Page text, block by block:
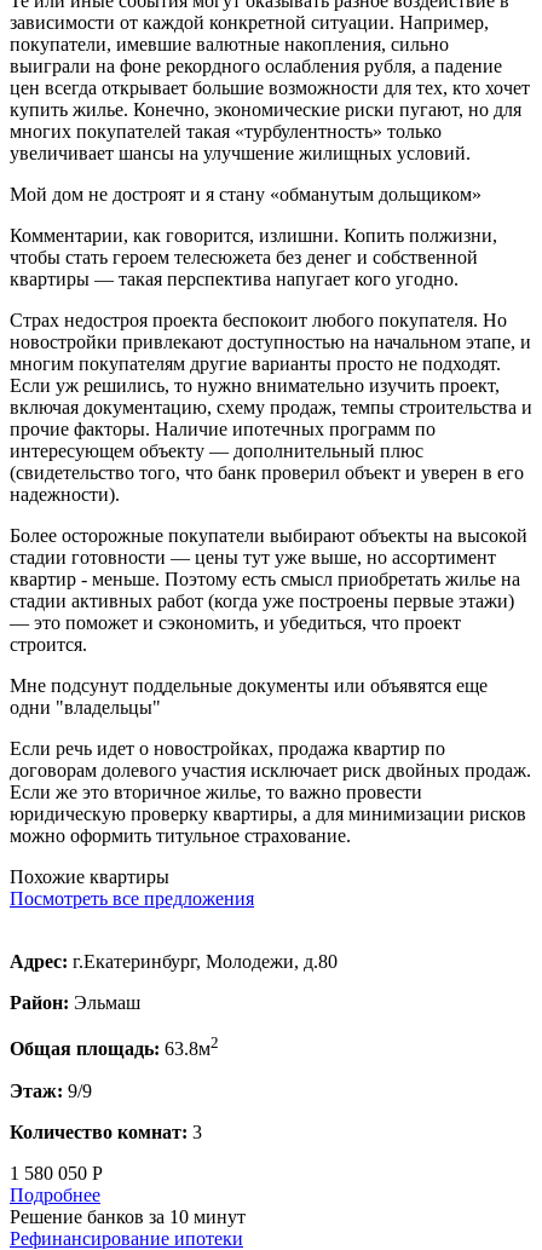
зависимости от каждой конкретной ситуации. Например,
покупатели, имевшие валютные накопления, сильно
выиграли на фоне рекордного ослабления рубля, а падение
цен всегда открывает большие возможности для тех, кто хочет
купить жилье. Конечно, экономические риски пугают, но для
многих покупателей такая «турбулентность» только
увеличивает шансы на улучшение жилищных условий.
Мой дом не достроят и я стану «обманутым дольщиком»
Комментарии, как говорится, излишни. Копить полжизни,
чтобы стать героем телесюжета без денег и собственной
квартиры — такая перспектива напугает кого угодно.
Страх недостроя проекта беспокоит любого покупателя. Но
новостройки привлекают доступностью на начальном этапе, и
многим покупателям другие варианты просто не подходят.
Если уж решились, то нужно внимательно изучить проект,
включая документацию, схему продаж, темпы строительства и
прочие факторы. Наличие ипотечных программ по
интересующем объекту — дополнительный плюс
(свидетельство того, что банк проверил объект и уверен в его
надежности).
Более осторожные покупатели выбирают объекты на высокой
стадии готовности — цены тут уже выше, но ассортимент
квартир - меньше. Поэтому есть смысл приобретать жилье на
стадии активных работ (когда уже построены первые этажи)
— это поможет и сэкономить, и убедиться, что проект
строится.
Мне подсунут поддельные документы или объявятся еще
одни "владельцы"
Если речь идет о новостройках, продажа квартир по
договорам долевого участия исключает риск двойных продаж.
Если же это вторичное жилье, то важно провести
юридическую проверку квартиры, а для минимизации рисков
можно оформить титульное страхование.
Похожие квартиры
Посмотреть все предложения
Адрес: г.Екатеринбург, Молодежи, д.80
Район: Эльмаш
Общая площадь: 63.8м2
Этаж: 9/9
Количество комнат: 3
1 580 050 Р
Подробнее
Решение банков за 10 минут
Рефинансирование ипотеки